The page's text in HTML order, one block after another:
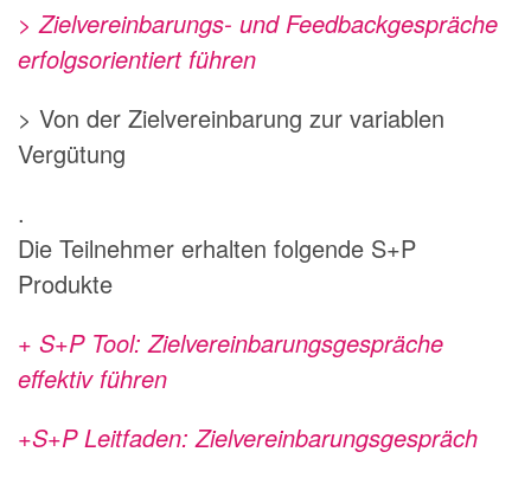
> Zielvereinbarungs- und Feedbackgespräche
erfolgsorientiert führen
> Von der Zielvereinbarung zur variablen
Vergütung
.
Die Teilnehmer erhalten folgende S+P
Produkte
+ S+P Tool: Zielvereinbarungsgespräche
effektiv führen
+S+P Leitfaden: Zielvereinbarungsgespräch